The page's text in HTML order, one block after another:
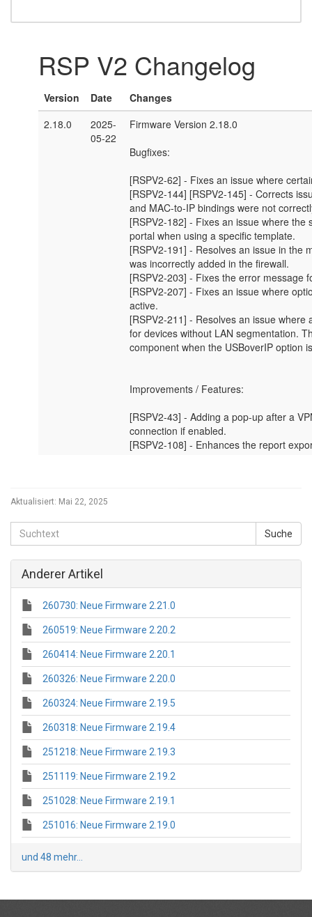
Aktualisiert: Mai 22, 2025
Anderer Artikel
260730: Neue Firmware 2.21.0
260519: Neue Firmware 2.20.2
260414: Neue Firmware 2.20.1
260326: Neue Firmware 2.20.0
260324: Neue Firmware 2.19.5
260318: Neue Firmware 2.19.4
251218: Neue Firmware 2.19.3
251119: Neue Firmware 2.19.2
251028: Neue Firmware 2.19.1
251016: Neue Firmware 2.19.0
und 48 mehr...